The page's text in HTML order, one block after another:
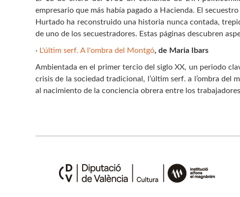
empresario que más había pagado a Hacienda. El
Hurtado ha reconstruido una historia nunca contada,
de uno de los secuestradores. Estas páginas descubren
· L'últim serf. A l'ombra del Montgó, de Maria Ibars
Ambientada en el primer tercio del siglo XX, un periodo
crisis de la sociedad tradicional, l’últim serf. a l’ombra
al nacimiento de la conciencia obrera entre los